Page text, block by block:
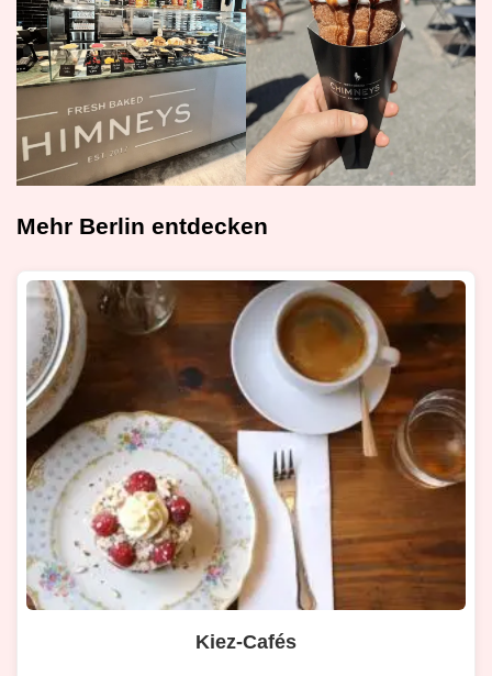
Mehr Berlin entdecken
Kiez-Cafés